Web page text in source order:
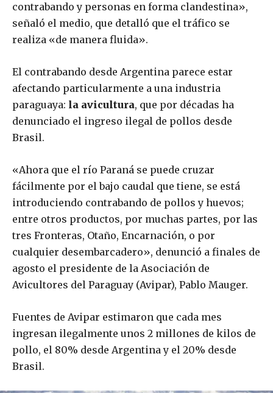
contrabando y personas en forma clandestina»,
señaló el medio, que detalló que el tráfico se
realiza «de manera fluida».
El contrabando desde Argentina parece estar
afectando particularmente a una industria
paraguaya: la avicultura, que por décadas ha
denunciado el ingreso ilegal de pollos desde
Brasil.
«Ahora que el río Paraná se puede cruzar
fácilmente por el bajo caudal que tiene, se está
introduciendo contrabando de pollos y huevos;
entre otros productos, por muchas partes, por las
tres Fronteras, Otaño, Encarnación, o por
cualquier desembarcadero», denunció a finales de
agosto el presidente de la Asociación de
Avicultores del Paraguay (Avipar), Pablo Mauger.
Fuentes de Avipar estimaron que cada mes
ingresan ilegalmente unos 2 millones de kilos de
pollo, el 80% desde Argentina y el 20% desde
Brasil.